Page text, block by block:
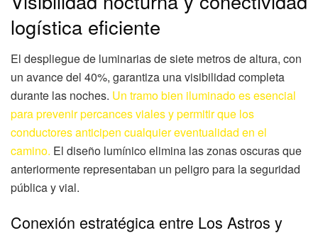
logística eficiente
El despliegue de luminarias de siete metros de altura, con
un avance del 40%, garantiza una visibilidad completa
durante las noches. Un tramo bien iluminado es esencial
para prevenir percances viales y permitir que los
conductores anticipen cualquier eventualidad en el
camino. El diseño lumínico elimina las zonas oscuras que
anteriormente representaban un peligro para la seguridad
pública y vial.
Conexión estratégica entre Los Astros y